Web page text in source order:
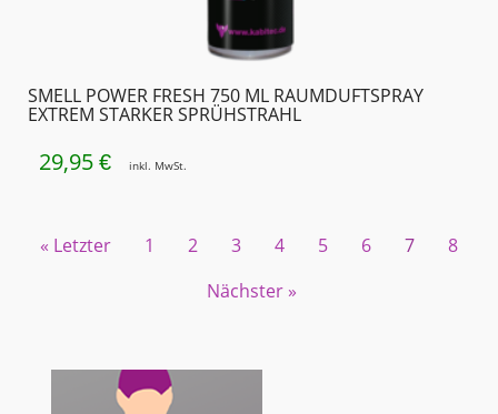
SMELL POWER FRESH 750 ML RAUMDUFTSPRAY
EXTREM STARKER SPRÜHSTRAHL
29,95 € inkl. MwSt.
« Letzter 1 2 3 4 5 6 7
8
Nächster »